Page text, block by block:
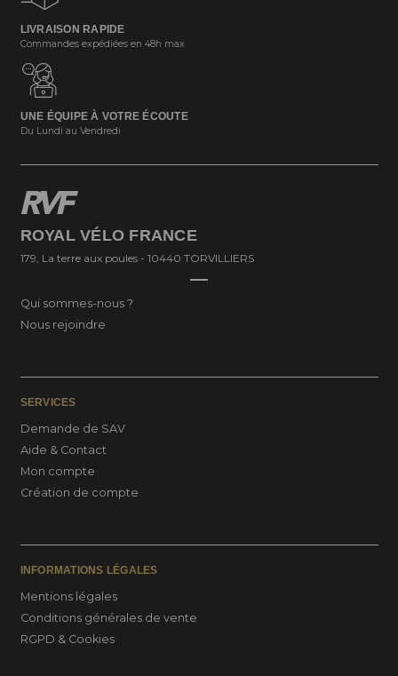
LIVRAISON RAPIDE
Commandes expédiées en 48h max
UNE ÉQUIPE À VOTRE ÉCOUTE
Du Lundi au Vendredi
ROYAL VÉLO FRANCE
179, La terre aux poules - 10440 TORVILLIERS
Qui sommes-nous ?
Nous rejoindre
SERVICES
Demande de SAV
Aide & Contact
Mon compte
Création de compte
INFORMATIONS LÉGALES
Mentions légales
Conditions générales de vente
RGPD & Cookies